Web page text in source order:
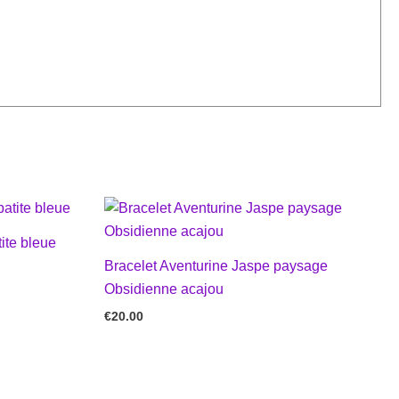
bleue
Bracelet Aventurine Jaspe paysage
Obsidienne acajou
€20.00